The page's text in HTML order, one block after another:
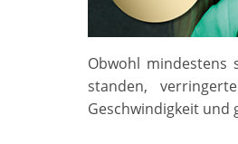
Obwohl mindestens
standen,
Geschwindigkeit und